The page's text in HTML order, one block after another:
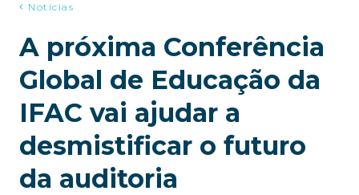
Notícias
A próxima Conferência
Global de Educação da
IFAC vai ajudar a
desmistificar o futuro
da auditoria